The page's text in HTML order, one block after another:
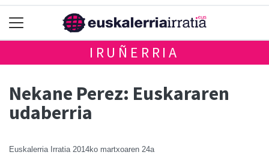
IRUÑERRIA
Nekane Perez: Euskararen
udaberria
Euskalerria Irratia 2014ko martxoaren 24a